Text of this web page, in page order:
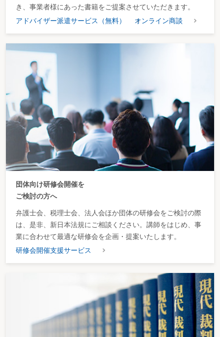
き、事業者様にあった書籍をご提案させていただきます。
アドバイザー派遣サービス（無料）
オンライン商談
団体向け研修会開催を
ご検討の方へ
弁護士会、税理士会、法人会ほか団体の研修会をご検討の際
は、是非、新日本法規にご相談ください。講師をはじめ、事
業に合わせて最適な研修会を企画・提案いたします。
研修会開催支援サービス